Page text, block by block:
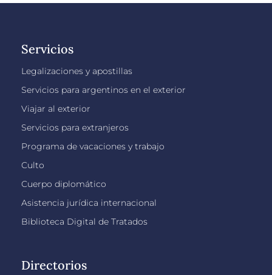
Servicios
Legalizaciones y apostillas
Servicios para argentinos en el exterior
Viajar al exterior
Servicios para extranjeros
Programa de vacaciones y trabajo
Culto
Cuerpo diplomático
Asistencia jurídica internacional
Biblioteca Digital de Tratados
Directorios